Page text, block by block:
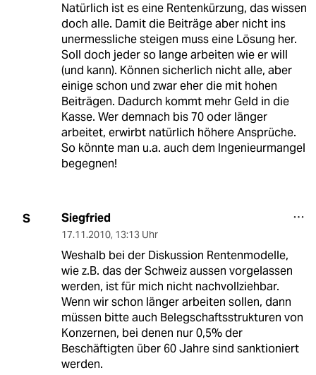
Natürlich ist es eine Rentenkürzung, das wissen
doch alle. Damit die Beiträge aber nicht ins
unermessliche steigen muss eine Lösung her.
Soll doch jeder so lange arbeiten wie er will
(und kann). Können sicherlich nicht alle, aber
einige schon und zwar eher die mit hohen
Beiträgen. Dadurch kommt mehr Geld in die
Kasse. Wer demnach bis 70 oder länger
arbeitet, erwirbt natürlich höhere Ansprüche.
So könnte man u.a. auch dem Ingenieurmangel
begegnen!
S Siegfried
17.11.2010, 13:13 Uhr
Weshalb bei der Diskussion Rentenmodelle,
wie z.B. das der Schweiz aussen vorgelassen
werden, ist für mich nicht nachvollziehbar.
Wenn wir schon länger arbeiten sollen, dann
müssen bitte auch Belegschaftsstrukturen von
Konzernen, bei denen nur 0,5% der
Beschäftigten über 60 Jahre sind sanktioniert
werden.